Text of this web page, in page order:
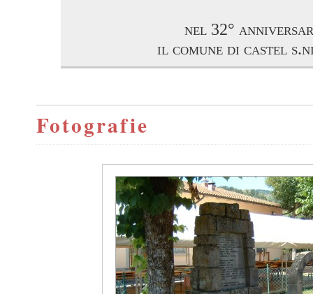
nel 32°
il comune di castel
Fotografie